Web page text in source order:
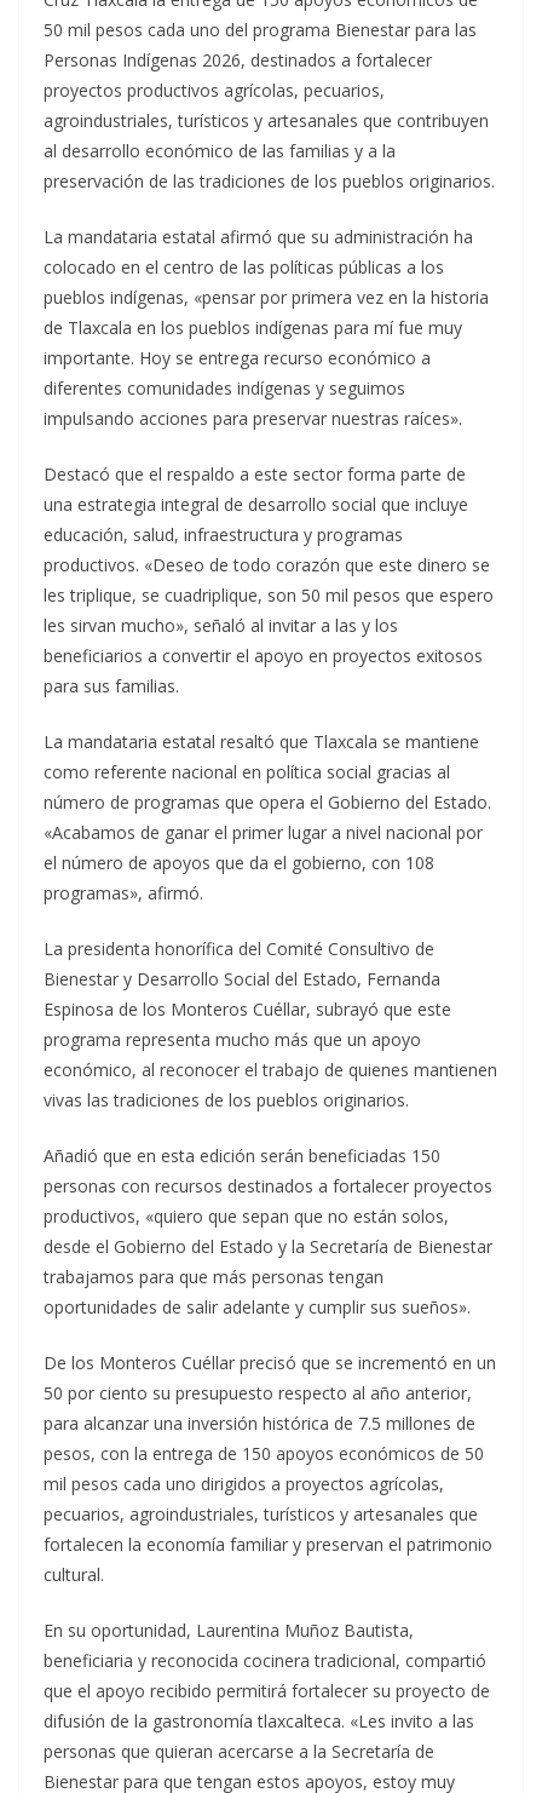
50 mil pesos cada uno del programa Bienestar para las
Personas Indígenas 2026, destinados a fortalecer
proyectos productivos agrícolas, pecuarios,
agroindustriales, turísticos y artesanales que contribuyen
al desarrollo económico de las familias y a la
preservación de las tradiciones de los pueblos originarios.
La mandataria estatal afirmó que su administración ha
colocado en el centro de las políticas públicas a los
pueblos indígenas, «pensar por primera vez en la historia
de Tlaxcala en los pueblos indígenas para mí fue muy
importante. Hoy se entrega recurso económico a
diferentes comunidades indígenas y seguimos
impulsando acciones para preservar nuestras raíces».
Destacó que el respaldo a este sector forma parte de
una estrategia integral de desarrollo social que incluye
educación, salud, infraestructura y programas
productivos. «Deseo de todo corazón que este dinero se
les triplique, se cuadriplique, son 50 mil pesos que espero
les sirvan mucho», señaló al invitar a las y los
beneficiarios a convertir el apoyo en proyectos exitosos
para sus familias.
La mandataria estatal resaltó que Tlaxcala se mantiene
como referente nacional en política social gracias al
número de programas que opera el Gobierno del Estado.
«Acabamos de ganar el primer lugar a nivel nacional por
el número de apoyos que da el gobierno, con 108
programas», afirmó.
La presidenta honorífica del Comité Consultivo de
Bienestar y Desarrollo Social del Estado, Fernanda
Espinosa de los Monteros Cuéllar, subrayó que este
programa representa mucho más que un apoyo
económico, al reconocer el trabajo de quienes mantienen
vivas las tradiciones de los pueblos originarios.
Añadió que en esta edición serán beneficiadas 150
personas con recursos destinados a fortalecer proyectos
productivos, «quiero que sepan que no están solos,
desde el Gobierno del Estado y la Secretaría de Bienestar
trabajamos para que más personas tengan
oportunidades de salir adelante y cumplir sus sueños».
De los Monteros Cuéllar precisó que se incrementó en un
50 por ciento su presupuesto respecto al año anterior,
para alcanzar una inversión histórica de 7.5 millones de
pesos, con la entrega de 150 apoyos económicos de 50
mil pesos cada uno dirigidos a proyectos agrícolas,
pecuarios, agroindustriales, turísticos y artesanales que
fortalecen la economía familiar y preservan el patrimonio
cultural.
En su oportunidad, Laurentina Muñoz Bautista,
beneficiaria y reconocida cocinera tradicional, compartió
que el apoyo recibido permitirá fortalecer su proyecto de
difusión de la gastronomía tlaxcalteca. «Les invito a las
personas que quieran acercarse a la Secretaría de
Bienestar para que tengan estos apoyos, estoy muy